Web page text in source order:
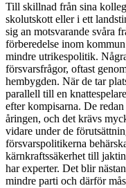
Till skillnad från sina
skolutskott eller i ett
sig an motsvarande svåra
förberedelse inom
mindre utrikespolitik.
försvarsfrågor, oftast
hembygden. När de tar
parallell till en
efter kompisarna. De
åringen, och det krävs
vidare under de
försvarspolitikerna
kärnkraftssäkerhet till
har experter. Det blir
mindre parti och därför